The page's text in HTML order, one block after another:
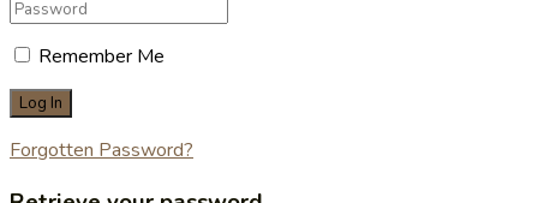
Remember Me
Forgotten Password?